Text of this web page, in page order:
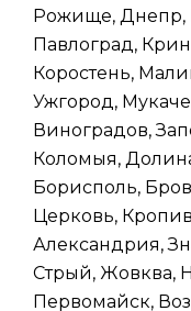
Рожище, Днепр,
Павлоград,
Коростень,
Ужгород,
Виноградов,
Коломыя,
Борисполь,
Церковь,
Александрия,
Стрый, Жовква,
Первомайск,